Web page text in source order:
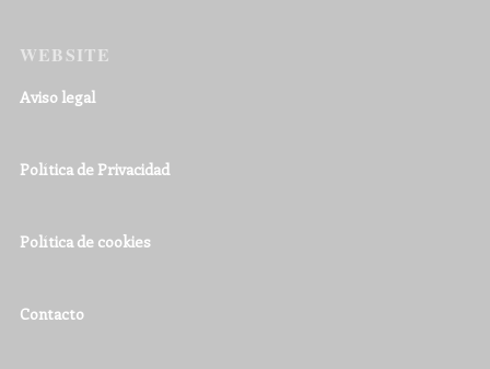
WEBSITE
Aviso legal
Política de Privacidad
Política de cookies
Contacto